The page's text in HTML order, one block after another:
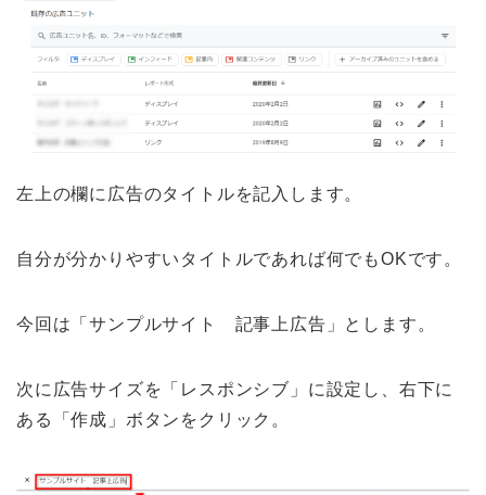
左上の欄に広告のタイトルを記入します。
自分が分かりやすいタイトルであれば何でもOKです。
今回は「サンプルサイト 記事上広告」とします。
次に広告サイズを「レスポンシブ」に設定し、右下に
ある「作成」ボタンをクリック。